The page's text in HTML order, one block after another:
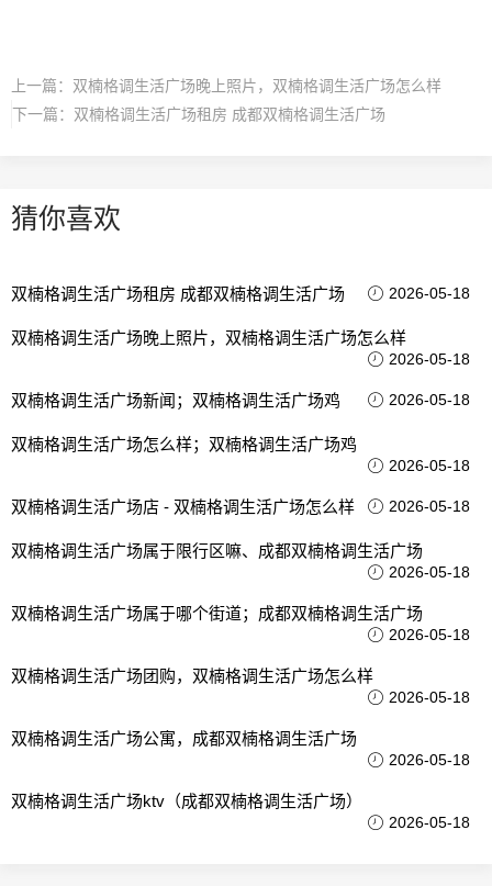
上一篇： 双楠格调生活广场晚上照片，双楠格调生活广场怎么样
下一篇： 双楠格调生活广场租房 成都双楠格调生活广场
猜你喜欢
双楠格调生活广场租房 成都双楠格调生活广场 2026-05-18
双楠格调生活广场晚上照片，双楠格调生活广场怎么样
2026-05-18
双楠格调生活广场新闻；双楠格调生活广场鸡 2026-05-18
双楠格调生活广场怎么样；双楠格调生活广场鸡
2026-05-18
双楠格调生活广场店 - 双楠格调生活广场怎么样 2026-05-18
双楠格调生活广场属于限行区嘛、成都双楠格调生活广场
2026-05-18
双楠格调生活广场属于哪个街道；成都双楠格调生活广场
2026-05-18
双楠格调生活广场团购，双楠格调生活广场怎么样
2026-05-18
双楠格调生活广场公寓，成都双楠格调生活广场
2026-05-18
双楠格调生活广场ktv（成都双楠格调生活广场）
2026-05-18